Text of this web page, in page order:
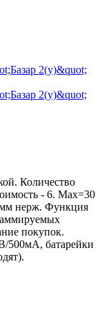
Количество
- 6. Max=30
нерж. Функция
покупок.
500мА, батарейки